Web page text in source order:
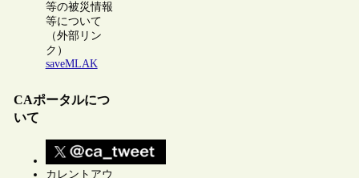
等の被災情報
等について
（外部リン
ク）
saveMLAK
CAポータルにつ
いて
カレントアウ